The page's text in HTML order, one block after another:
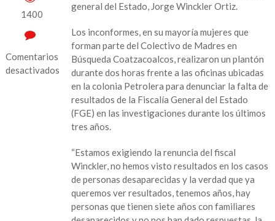
1400
Comentarios
desactivados
general del Estado, Jorge Winckler Ortiz.
Los inconformes, en su mayoría mujeres que
forman parte del Colectivo de Madres en
Búsqueda Coatzacoalcos, realizaron un plantón
durante dos horas frente a las oficinas ubicadas
en la colonia Petrolera para denunciar la falta de
resultados de la Fiscalía General del Estado
(FGE) en las investigaciones durante los últimos
tres años.
“Estamos exigiendo la renuncia del fiscal
Winckler, no hemos visto resultados en los casos
de personas desaparecidas y la verdad que ya
queremos ver resultados, tenemos años, hay
personas que tienen siete años con familiares